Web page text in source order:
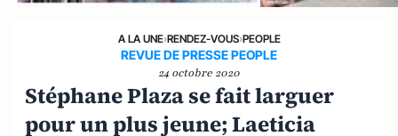
A LA UNE›RENDEZ-VOUS›PEOPLE
REVUE DE PRESSE PEOPLE
24 octobre 2020
Stéphane Plaza se fait larguer
pour un plus jeune; Laeticia